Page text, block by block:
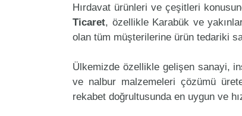
Hırdavat ürünleri ve çeşitleri
Ticaret, özellikle Karabük ve
olan tüm müşterilerine ürün tedariki
Ülkemizde özellikle gelişen sanayi,
ve nalbur malzemeleri çözümü
rekabet doğrultusunda en uygun ve